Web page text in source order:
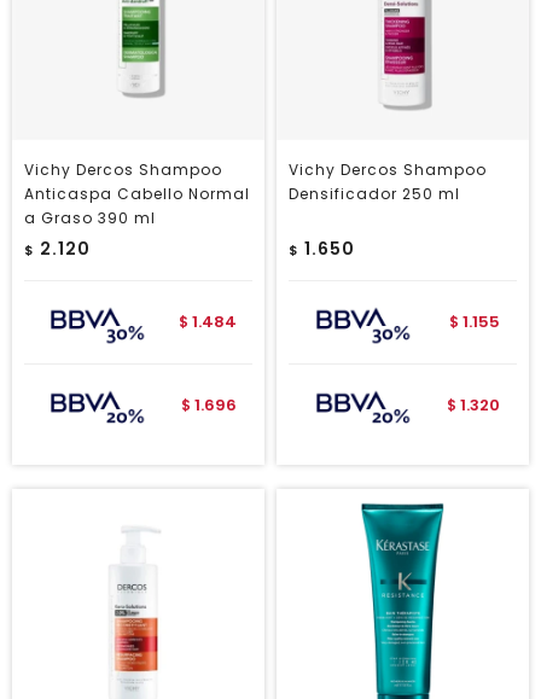
Vichy Dercos Shampoo
Anticaspa Cabello Normal
a Graso 390 ml
$ 2.120
$ 1.484
$ 1.696
Vichy Dercos Shampoo
Densificador 250 ml
$ 1.650
$ 1.155
$ 1.320